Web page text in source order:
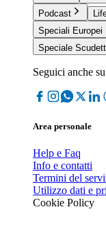
Podcast
Speciali Europei
Speciale
Seguici anche su
Area personale
Help e Faq
Info e contatti
Termini del
Utilizzo dati e
Cookie Policy